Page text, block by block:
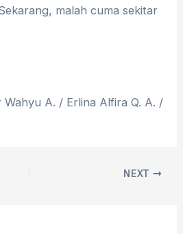
malah cuma sekitar
A. / Erlina Alfira Q. A. /
NEXT